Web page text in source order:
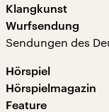
Klangkunst
Wurfsendung
Sendungen des
Hörspiel
Hörspielmagazin
Feature